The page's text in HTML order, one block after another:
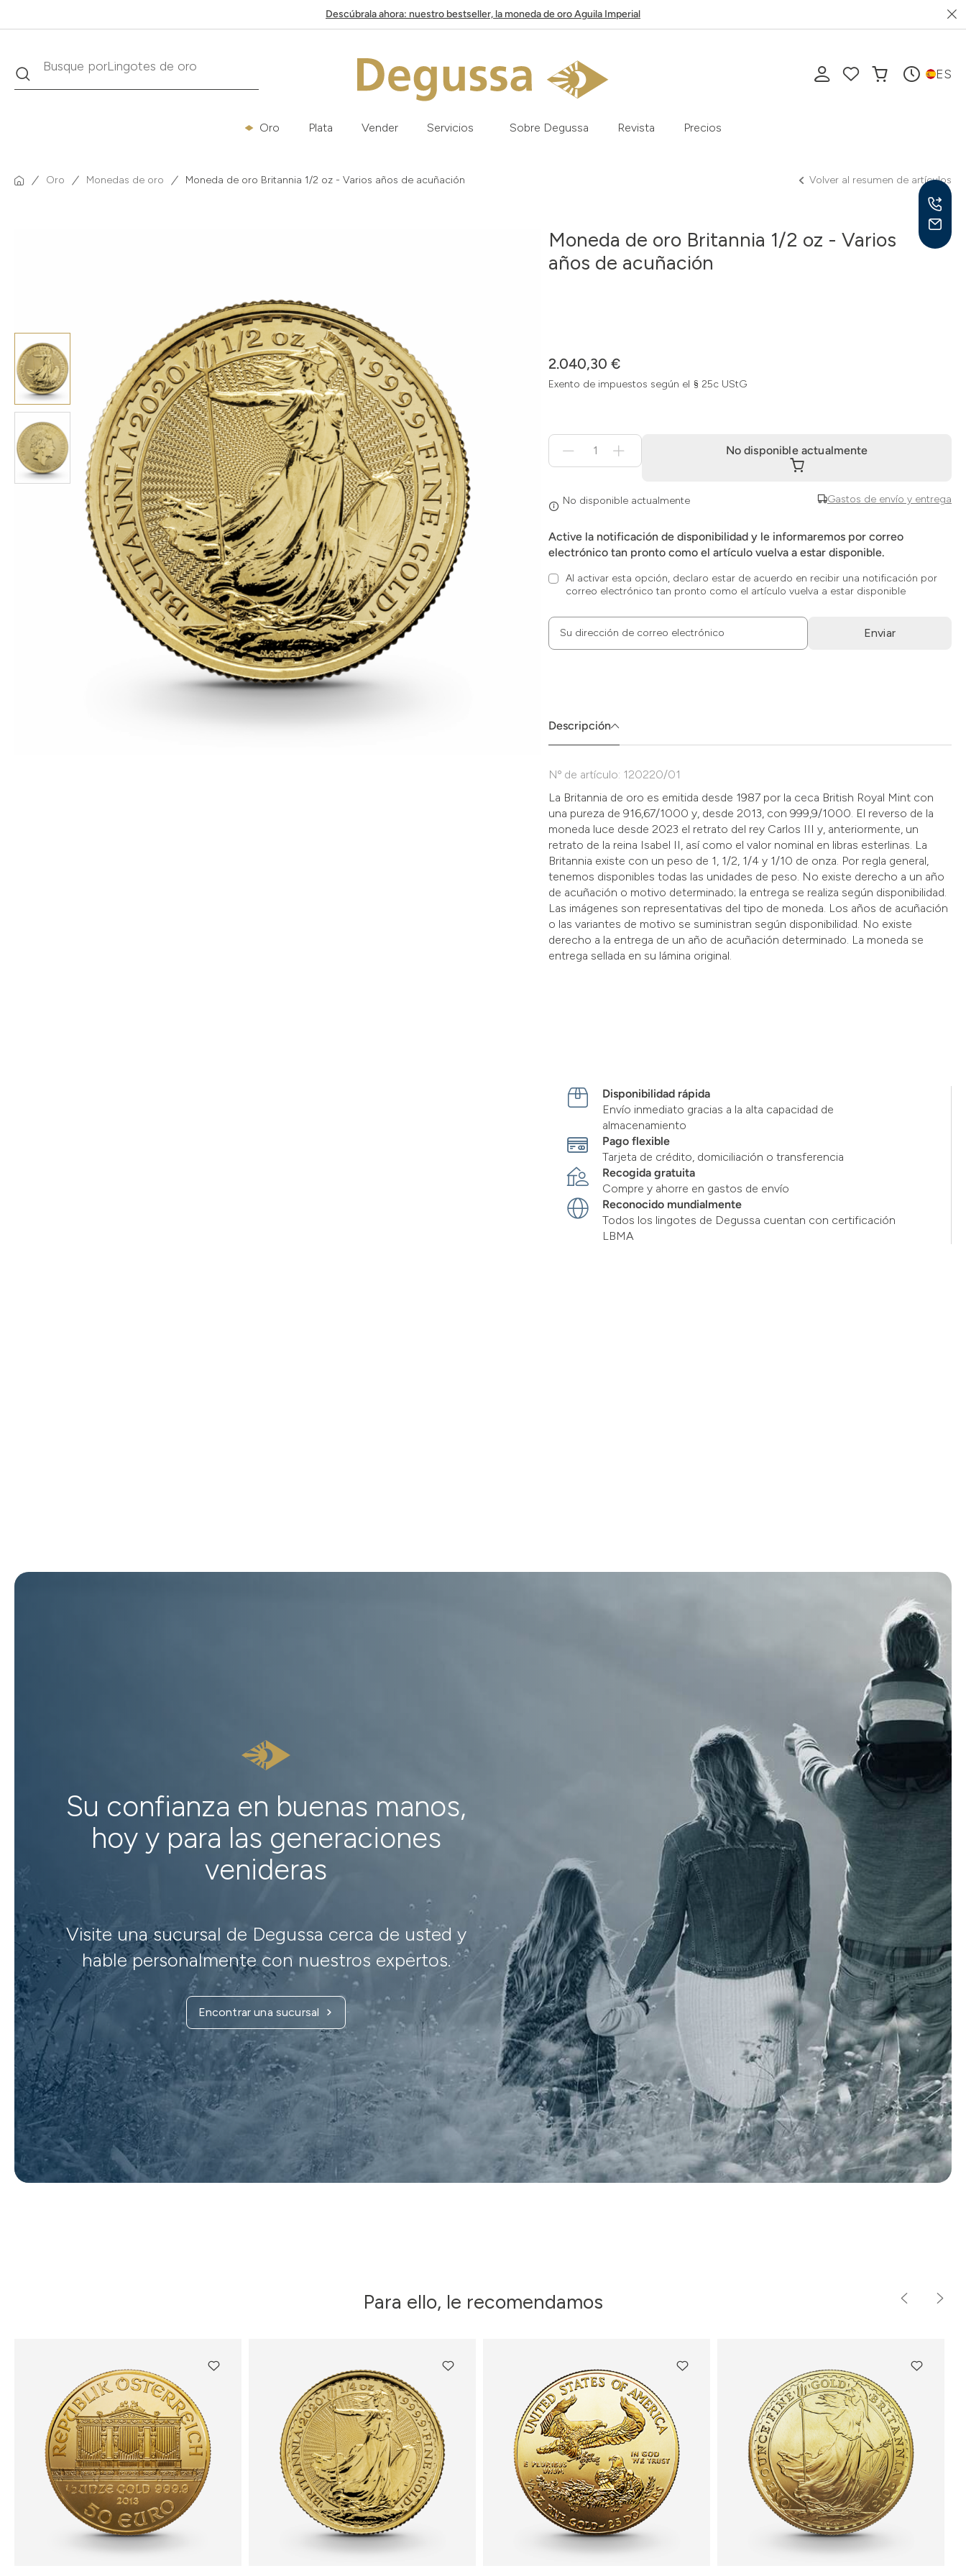
Descúbrala ahora: nuestro bestseller, la moneda de oro Aguila Imperial
BuscarBusque porKrugerrand ES
Oro Plata Vender Servicios Sobre Degussa Revista Precios
Oro Monedas de oro Moneda de oro Britannia 1/2 oz - Varios años de acuñación Volver al resumen de artículos
Moneda de oro Britannia 1/2 oz - Varios
años de acuñación
2.040,30 €
Exento de impuestos según el § 25c UStG
Gastos de envío y entrega
für
No
actualmente
No disponible actualmente
No disponible actualmente
Active la notificación de disponibilidad y le informaremos por correo
electrónico tan pronto como el artículo vuelva a estar disponible.
Al activar esta opción, declaro estar de acuerdo en recibir una notificación por
correo electrónico tan pronto como el artículo vuelva a estar disponible
Su dirección de correo electrónico
Enviar
die
Zustimmung
Descripción
Nº de artículo: 120220/01
La Britannia de oro es emitida desde 1987 por la ceca British Royal Mint con
una pureza de 916,67/1000 y, desde 2013, con 999,9/1000. El reverso de la
moneda luce desde 2023 el retrato del rey Carlos III y, anteriormente, un
retrato de la reina Isabel II, así como el valor nominal en libras esterlinas. La
Britannia existe con un peso de 1, 1/2, 1/4 y 1/10 de onza. Por regla general,
tenemos disponibles todas las unidades de peso. No existe derecho a un año
de acuñación o motivo determinado; la entrega se realiza según disponibilidad.
Las imágenes son representativas del tipo de moneda. Los años de acuñación
o las variantes de motivo se suministran según disponibilidad. No existe
derecho a la entrega de un año de acuñación determinado. La moneda se
entrega sellada en su lámina original.
Disponibilidad rápida
Envío inmediato gracias a la alta capacidad de
almacenamiento
Pago flexible
Tarjeta de crédito, domiciliación o transferencia
Recogida gratuita
Compre y ahorre en gastos de envío
Reconocido mundialmente
Todos los lingotes de Degussa cuentan con certificación
LBMA
Su confianza en buenas manos,
hoy y para las generaciones
venideras
Visite una sucursal de Degussa cerca de usted y
hable personalmente con nuestros expertos.
Encontrar una sucursal
Para ello, le recomendamos